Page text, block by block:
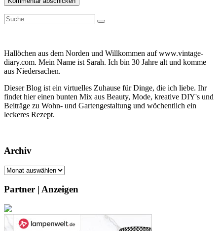
Suche
nach:
Suche
Hallöchen aus dem Norden und Willkommen auf www.vintage-
diary.com. Mein Name ist Sarah. Ich bin 30 Jahre alt und komme
aus Niedersachen.
Dieser Blog ist ein virtuelles Zuhause für Dinge, die ich liebe. Ihr
findet hier einen bunten Mix aus Beauty, Mode, kreative DIY's und
Beiträge zu Wohn- und Gartengestaltung und wöchentlich ein
leckeres Rezept.
Archiv
Archiv
Partner | Anzeigen